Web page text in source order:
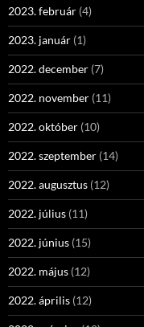
2023. február (4)
2023. január (1)
2022. december (7)
2022. november (11)
2022. október (10)
2022. szeptember (14)
2022. augusztus (12)
2022. július (11)
2022. június (15)
2022. május (12)
2022. április (12)